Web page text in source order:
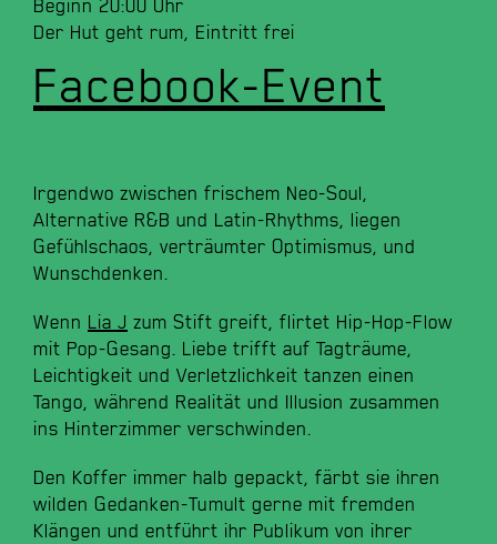
Beginn 20:00 Uhr
Der Hut geht rum, Eintritt frei
Facebook-Event
Irgendwo zwischen ​frischem ​Neo-Soul, ​
Alternative ​R&B ​und ​Latin-Rhythms, ​liegen ​
Gefühlschaos, ​verträumter ​Optimismus, ​und ​
Wunschdenken.
Wenn ​Lia ​J ​zum ​Stift ​greift, ​flirtet ​Hip-Hop-Flow ​
mit ​Pop-Gesang. ​Liebe ​trifft ​auf ​Tagträume, ​
Leichtigkeit ​und ​Verletzlichkeit ​tanzen ​einen ​
Tango, ​während ​Realität ​und ​Illusion ​zusammen ​
ins ​Hinterzimmer ​verschwinden. ​
Den ​Koffer ​immer ​halb ​gepackt, ​färbt ​sie ​ihren ​
wilden ​Gedanken-Tumult ​gerne ​mit ​fremden ​
Klängen ​und ​entführt ​ihr ​Publikum ​von ​ihrer ​